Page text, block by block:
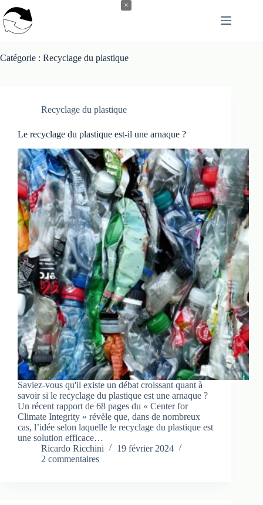
au
contenu
Catégorie : Recyclage du plastique
Recyclage du plastique
Le recyclage du plastique est-il une arnaque ?
Saviez-vous qu'il existe un débat croissant quant à
savoir si le recyclage du plastique est une arnaque ?
Un récent rapport de 68 pages du « Center for
Climate Integrity » révèle que, dans de nombreux
cas, l’idée selon laquelle le recyclage du plastique est
une solution efficace…
Ricardo Ricchini
19 février 2024
2 commentaires
×